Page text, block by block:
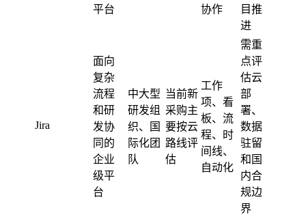
平台
协作
目推
进
Jira
面向
复杂
流程
和研
发协
同的
企业
级平
台
中大型
研发组
织、国
际化团
队
当前新
采购主
要按云
路线评
估
工作
项、看
板、流
程、时
间线、
自动化
需重
点评
估云
部
署、
数据
驻留
和国
内合
规边
界